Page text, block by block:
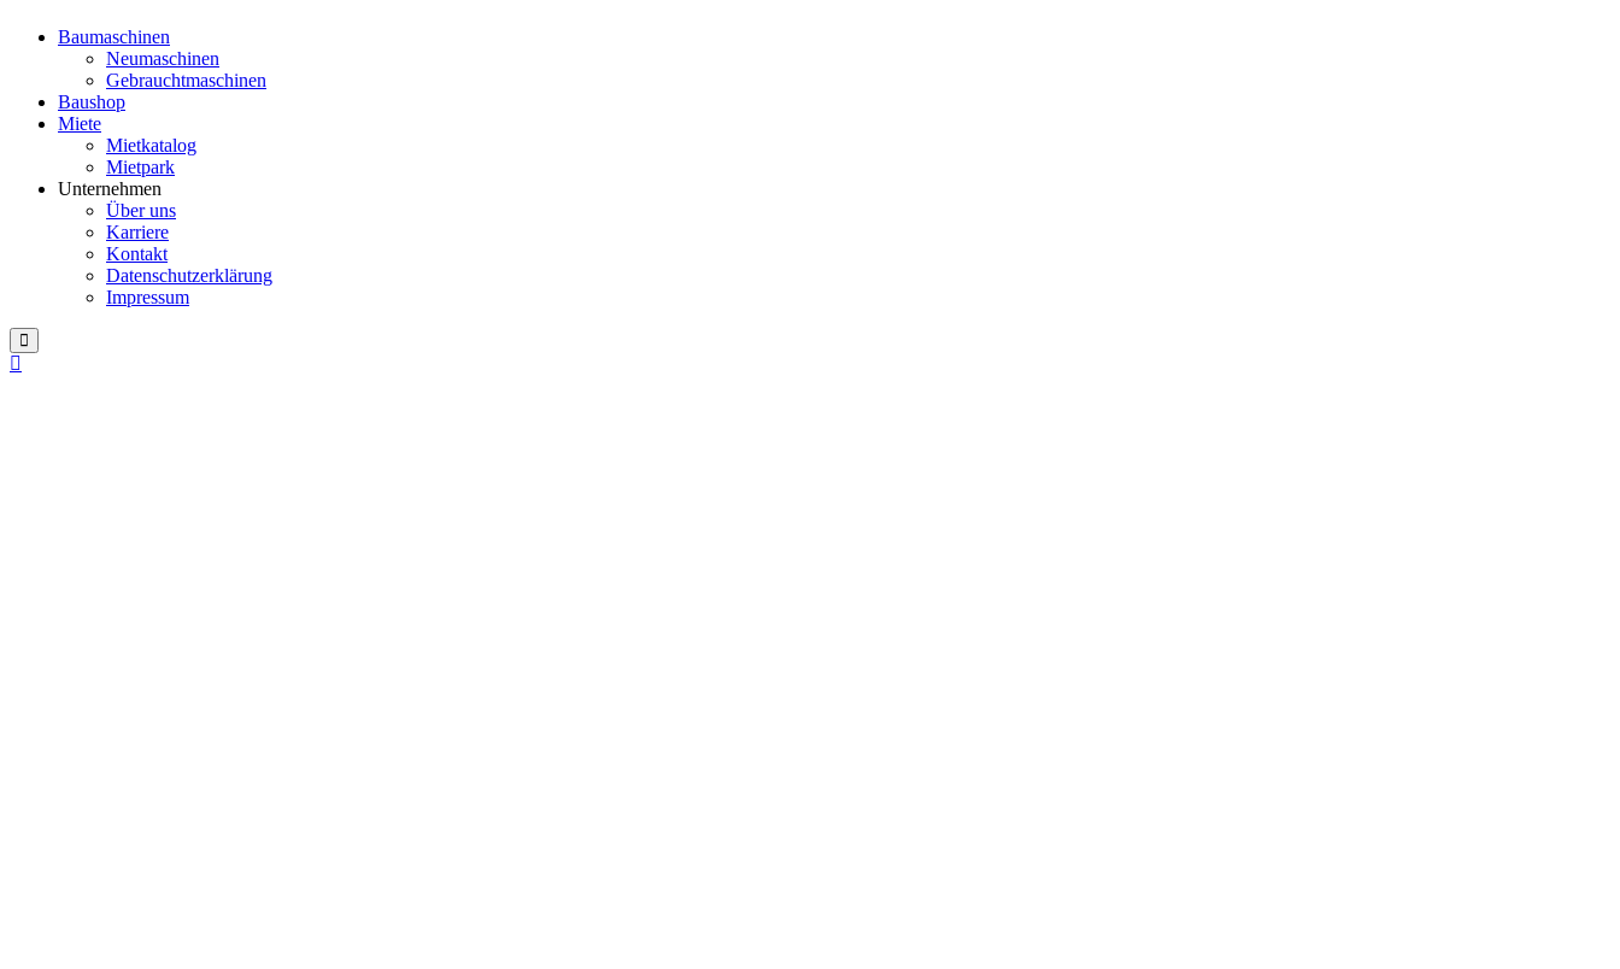
Baumaschinen
Neumaschinen
Gebrauchtmaschinen
Baushop
Miete
Mietkatalog
Mietpark
Unternehmen
Über uns
Karriere
Kontakt
Datenschutzerklärung
Impressum